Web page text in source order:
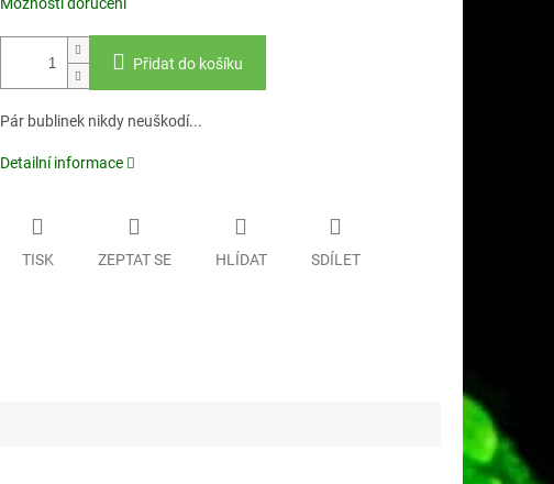
Možnosti doručení
Přidat do košíku
Pár bublinek nikdy neuškodí...
Detailní informace
TISK ZEPTAT SE HLÍDAT SDÍLET